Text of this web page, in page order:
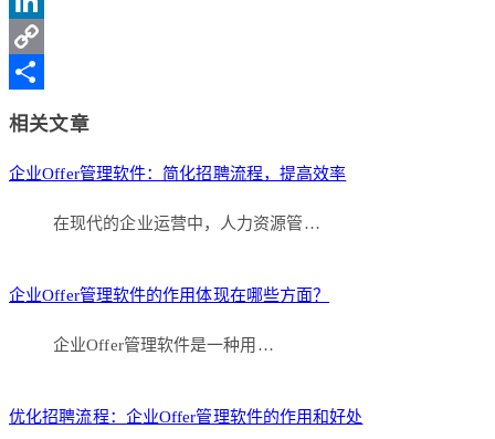
Weibo
LinkedIn
Copy
相关文章
企业Offer管理软件：简化招聘流程，提高效率
在现代的企业运营中，人力资源管…
企业Offer管理软件的作用体现在哪些方面？
企业Offer管理软件是一种用…
优化招聘流程：企业Offer管理软件的作用和好处